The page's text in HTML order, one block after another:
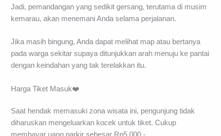
Jadi, pemandangan yang sedikit gersang, terutama di musim
kemarau, akan menemani Anda selama perjalanan.
Jika masih bingung, Anda dapat melihat map atau bertanya
pada warga sekitar supaya ditunjukkan arah menuju ke pantai
dengan keindahan yang tak terelakkan itu.
Harga Tiket Masuk❤️
Saat hendak memasuki zona wisata ini, pengunjung tidak
diharuskan mengeluarkan kocek untuk tiket. Cukup